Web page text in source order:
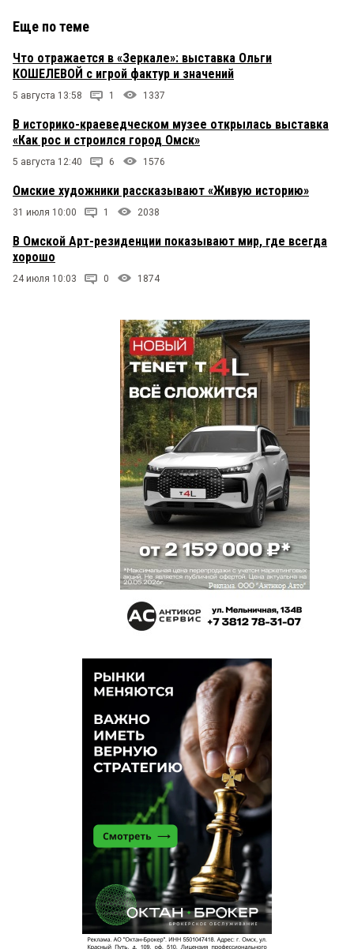
Еще по теме
Что отражается в «Зеркале»: выставка Ольги
КОШЕЛЕВОЙ с игрой фактур и значений
5 августа 13:58 1 1337
В историко-краеведческом музее открылась выставка
«Как рос и строился город Омск»
5 августа 12:40 6 1576
Омские художники рассказывают «Живую историю»
31 июля 10:00 1 2038
В Омской Арт-резиденции показывают мир, где всегда
хорошо
24 июля 10:03 0 1874